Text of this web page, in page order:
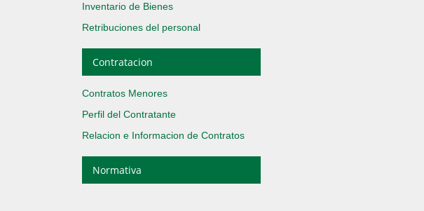
Inventario de Bienes
Retribuciones del personal
Contratacion
Contratos Menores
Perfil del Contratante
Relacion e Informacion de Contratos
Normativa